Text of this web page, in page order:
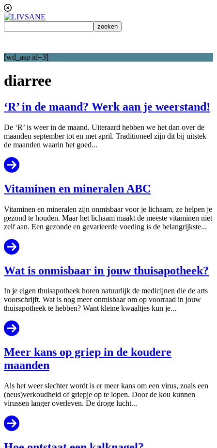
[wd_asp id=3]
diarree
‘R’ in de maand? Werk aan je weerstand!
De ‘R’ is weer in de maand. Uiteraard hebben we het dan over de
maanden september tot en met april. Traditioneel zijn dit bij uitstek
de maanden waarin het goed...
Vitaminen en mineralen ABC
Vitaminen en mineralen zijn onmisbaar voor je lichaam, ze helpen je
gezond te houden. Maar het lichaam maakt de meeste vitaminen niet
zelf aan. Een gezonde en gevarieerde voeding is de belangrijkste...
Wat is onmisbaar in jouw thuisapotheek?
In je eigen thuisapotheek horen natuurlijk de medicijnen die de arts
voorschrijft. Wat is nog meer onmisbaar om op voorraad in jouw
thuisapotheek te hebben? Want kleine kwaaltjes kun je...
Meer kans op griep in de koudere
maanden
Als het weer slechter wordt is er meer kans om een virus, zoals een
(neus)verkoudheid of griepje op te lopen. Door de kou kunnen
virussen langer overleven. De droge lucht...